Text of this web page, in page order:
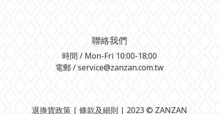
聯絡我們
時間 / Mon-Fri 10:00-18;00
電郵 / service@zanzan.com.tw
退換貨政策 | 條款及細則 | 2023 © ZANZAN